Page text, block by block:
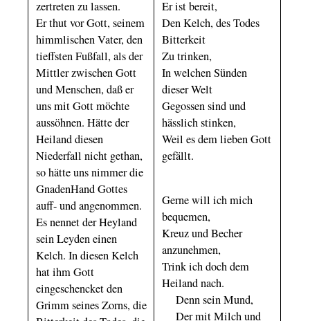
zertreten zu lassen.
Er thut vor Gott, seinem
himmlischen Vater, den
tieffsten Fußfall, als der
Mittler zwischen Gott
und Menschen, daß er
uns mit Gott möchte
aussöhnen. Hätte der
Heiland diesen
Niederfall nicht gethan,
so hätte uns nimmer die
GnadenHand Gottes
auff- und angenommen.
Es nennet der Heyland
sein Leyden einen
Kelch. In diesen Kelch
hat ihm Gott
eingeschencket den
Grimm seines Zorns, die
Er ist bereit,
Den Kelch, des Todes
Bitterkeit
Zu trinken,
In welchen Sünden
dieser Welt
Gegossen sind und
hässlich stinken,
Weil es dem lieben Gott
gefällt.
Gerne will ich mich
bequemen,
Kreuz und Becher
anzunehmen,
Trink ich doch dem
Heiland nach.
Denn sein Mund,
Der mit Milch und